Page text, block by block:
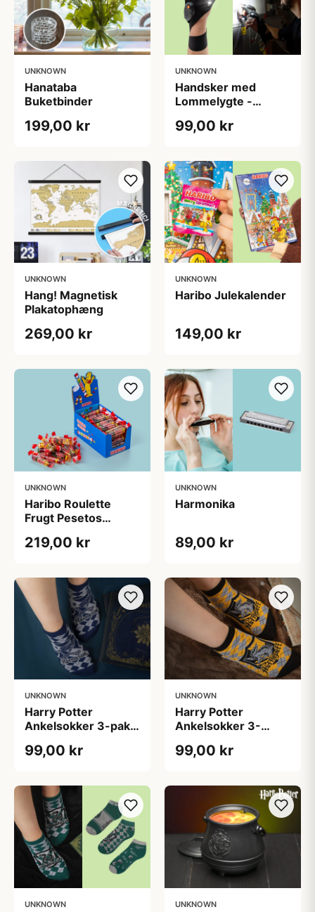
UNKNOWN
Hanataba
Buketbinder
199,00 kr
UNKNOWN
Handsker med
Lommelygte -
99,00 kr
UNKNOWN
Hang! Magnetisk
Plakatophæng
269,00 kr
UNKNOWN
Haribo Julekalender
149,00 kr
UNKNOWN
Haribo Roulette
Frugt Pesetos
kasser1,2 kg
219,00 kr
UNKNOWN
Harmonika
89,00 kr
UNKNOWN
Harry Potter
Ankelsokker 3-pak -
99,00 kr
UNKNOWN
Harry Potter
Ankelsokker 3-
99,00 kr
UNKNOWN UNKNOWN